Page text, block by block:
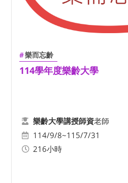
樂而忘齡
114學年度樂齡大學
樂齡大學講授師資老師
114/9/8~115/7/31
216小時